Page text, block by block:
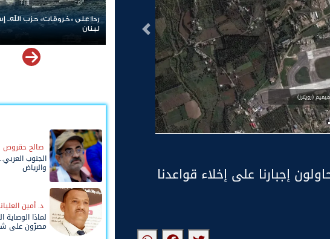
(رويترز)
التالى
إجبارنا على إخلاء قواعدنا
ردا على «خروقات» حزب الله.. إسرائيل
لبنان
صالح حقروص
الجنوب
والرياض
د. أمين
لماذا
مصرّون على